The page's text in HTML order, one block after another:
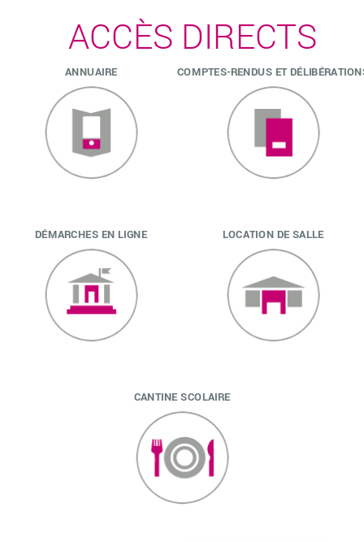
ACCÈS DIRECTS
ANNUAIRE COMPTES-RENDUS ET
DÉMARCHES EN LIGNE LOCATION DE SALLE
CANTINE SCOLAIRE